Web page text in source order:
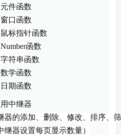
元件函数
窗口函数
鼠标指针函数
Number函数
字符串函数
数学函数
日期函数
中继器
器的添加 、删除 、修改 、排序 、
继器设置每页显示数量）